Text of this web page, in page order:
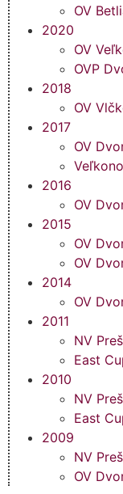
OV
2020
OV
OVP
2018
OV
2017
OV
2016
OV
2015
OV
OV
2014
OV
2011
NV
East
2010
NV
East
2009
NV
OV